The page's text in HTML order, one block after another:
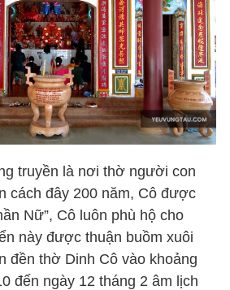
truyền là nơi thờ người con
cách đây 200 năm, Cô được
Nữ”, Cô luôn phù hộ cho
này được thuận buồm xuôi
đền thờ Dinh Cô vào khoảng
đến ngày 12 tháng 2 âm lịch